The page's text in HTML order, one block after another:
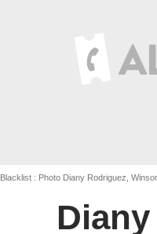
Blacklist : Photo Diany Rodriguez,